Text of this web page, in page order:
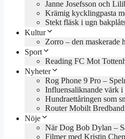
Janne Josefsson och
Krämig kycklingpasta
Stekt fläsk i ugn
Kultur
Zorro – den maskerade
Sport
Reading FC Mot
Nyheter
Rog Phone 9 Pro –
Influensaliknande värk
Hundraettåringen som
Router Mobilt
Nöje
När Dog Bob Dylan –
Filmer med Kristin